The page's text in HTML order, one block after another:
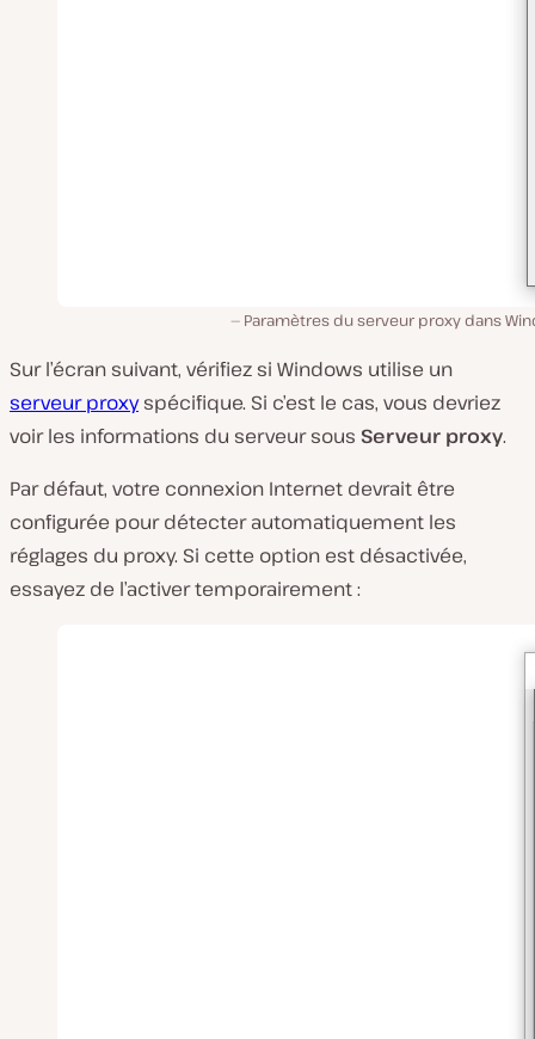
Paramètres du serveur proxy dans
Sur l’écran suivant, vérifiez si Windows utilise un
serveur proxyspécifique. Si c’est le cas, vous devriez
voir les informations du serveur sous Serveur proxy.
Par défaut, votre connexion Internet devrait être
configurée pour détecter automatiquement les
réglages du proxy. Si cette option est désactivée,
essayez de l’activer temporairement :